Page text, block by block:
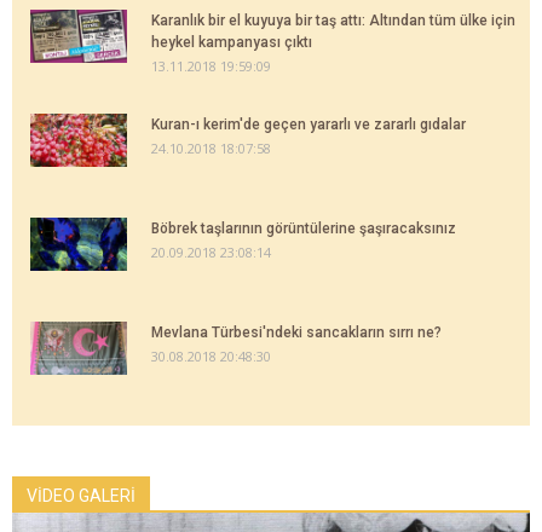
Karanlık bir el kuyuya bir taş attı: Altından tüm ülke için
heykel kampanyası çıktı
13.11.2018 19:59:09
Kuran-ı kerim'de geçen yararlı ve zararlı gıdalar
24.10.2018 18:07:58
Böbrek taşlarının görüntülerine şaşıracaksınız
20.09.2018 23:08:14
Mevlana Türbesi'ndeki sancakların sırrı ne?
30.08.2018 20:48:30
VİDEO GALERİ